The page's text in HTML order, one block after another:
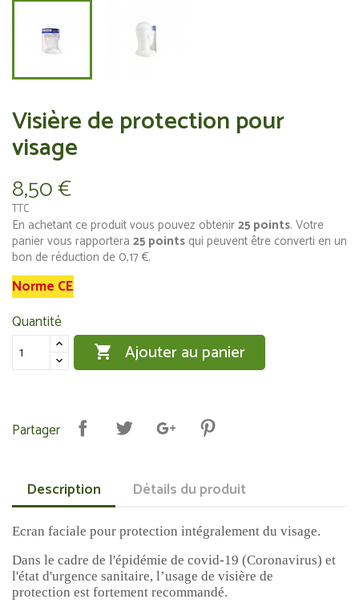
Visière de protection pour
visage
8,50 €
TTC
En achetant ce produit vous pouvez obtenir25 points. Votre
panier vous rapportera 25 points qui peuvent être converti en un
bon de réduction de 0,17 €.
Norme CE
Quantité
 Ajouter au panier
Partager
Description Détails du produit
Ecran faciale pour protection intégralement du visage.
Dans le cadre de l'épidémie de covid-19 (Coronavirus) et
l'état d'urgence sanitaire, l’usage de visière de
protection est fortement recommandé.